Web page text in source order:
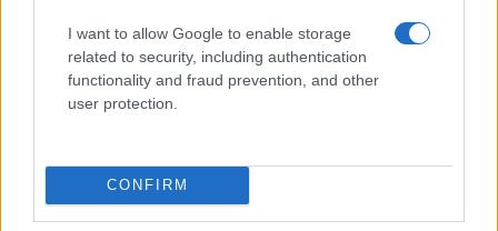
I want to allow Google to enable storage
related to security, including authentication
functionality and fraud prevention, and other
user protection.
CONFIRM
Meteo Olbia 6 agosto, migliora il tempo in
Gallura
Incidente Olbia, poliziotto in vacanza salva 6